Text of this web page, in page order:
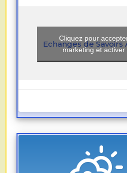
Echanges de Savoirs
Cliquez pour
marketing et activer